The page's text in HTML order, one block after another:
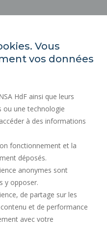
Vous
vos données
HdF ainsi que leurs
ou une technologie
à des informations
fonctionnement et la
déposés.
anonymes sont
y opposer.
de partage sur les
et de performance
avec votre